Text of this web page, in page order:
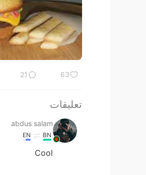
63
21
تعليقات
abdus salam
BN
EN
Cool